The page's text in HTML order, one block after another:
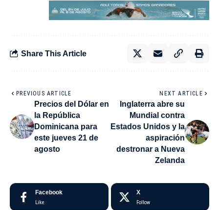
Share This Article
PREVIOUS ARTICLE
Precios del Dólar en
la República
Dominicana para
este jueves 21 de
agosto
NEXT ARTICLE
Inglaterra abre su
Mundial contra
Estados Unidos y la
aspiración
destronar a Nueva
Zelanda
Facebook
Like
X
Follow